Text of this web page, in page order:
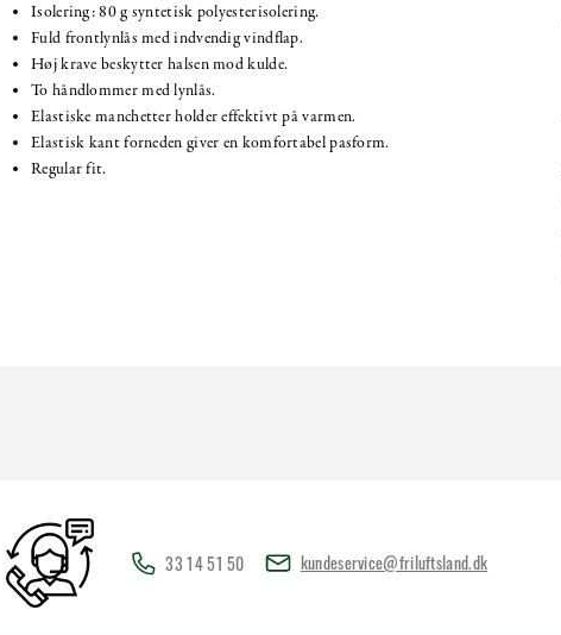
Isolering: 80 g syntetisk polyesterisolering.
Fuld frontlynlås med indvendig vindflap.
Høj krave beskytter halsen mod kulde.
To håndlommer med lynlås.
Elastiske manchetter holder effektivt på varmen.
Elastisk kant forneden giver en komfortabel pasform.
Regular fit.
33 14 51 50 kundeservice@friluftsland.dk